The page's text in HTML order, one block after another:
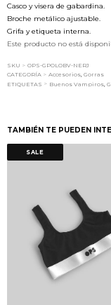
Casco y visera de gabardina.
Broche metálico ajustable.
Grifa y etiqueta interna.
Este producto no está
SKU > OPS-GPOLOBV-NERJ
CATEGORÍA > Accesorios Gorras
ETIQUETAS > Buenos Vampiros
TAMBIÉN TE PUEDEN
SALE